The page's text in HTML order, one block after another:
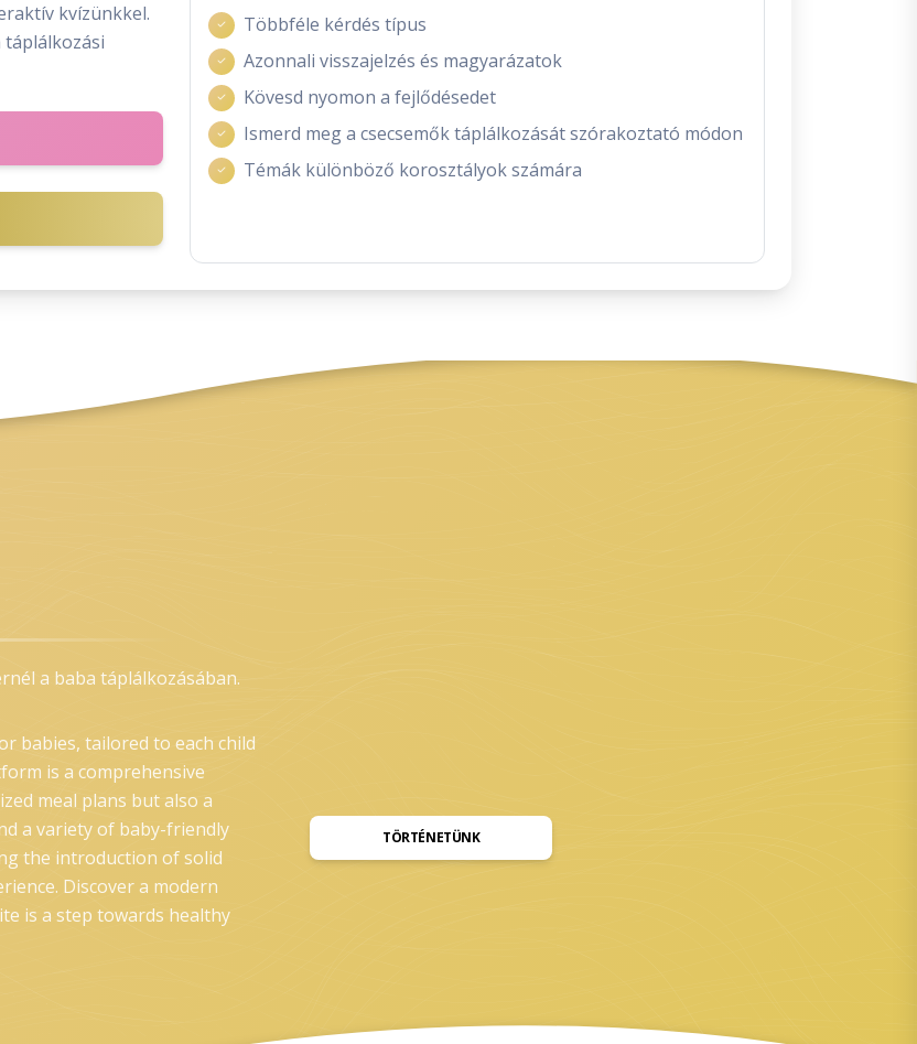
kvízünkkel.
táplálkozási
Többféle kérdés típus
Azonnali visszajelzés és magyarázatok
Kövesd nyomon a fejlődésedet
Ismerd meg a csecsemők táplálkozását szórakoztató módon
Témák különböző korosztályok számára
a baba táplálkozásában.
babies, tailored to each child
is a comprehensive
meal plans but also a
a variety of baby-friendly
the introduction of solid
Discover a modern
is a step towards healthy
TÖRTÉNETÜNK